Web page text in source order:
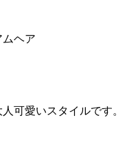
ヘア
可愛いスタイルです。